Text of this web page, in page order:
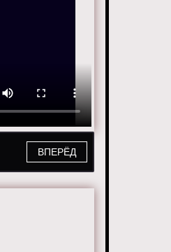
ВПЕРЁД